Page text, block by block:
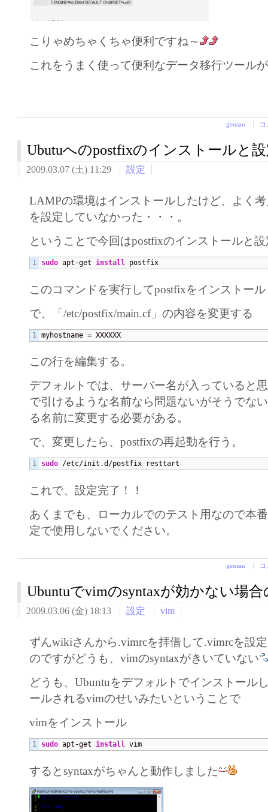
こりゃめちゃくちゃ便利ですね～
これをうまく使って便利なデータ移行ツール
gensan
Ubutuへのpostfixのインストールと
2009.03.07 (土) 11:29 設定
LAMPの環境はインストールしたけど、よく
を設定していなかった・・・。
ということで今回はpostfixのインストールと
sudo apt-get install postfix
このコマンドを実行してpostfixをインストール
で、「/etc/postfix/main.cf」の内容を変更する
myhostname = XXXXXX
この行を編集する。
デフォルトでは、サーバー名が入っていると
で引けるような名前なら問題ないがそうでな
る名前に変更する必要がある。
で、変更したら、postfixの再起動を行う。
sudo /etc/init.d/postfix resttart
これで、設定完了！！
あくまでも、ローカルでのテスト用なので本
定で使用しないでください。
gensan
Ubuntuでvimのsyntaxが効かない場
2009.03.06 (金) 18:13 設定 vim
ずんwikiさんから.vimrcを拝借して.vimrcを設
のですがどうも、vimのsyntaxがきいていない
どうも、Ubuntuをデフォルトでインストール
ールされるvimのせいみたいということで
vimをインストール
sudo apt-get install vim
するとsyntaxがちゃんと動作しました